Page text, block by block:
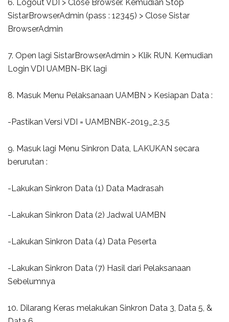
6. Logout VDI > Close Browser. Kemudian Stop
SistarBrowserAdmin (pass : 12345) > Close Sistar
BrowserAdmin
7. Open lagi SistarBrowserAdmin > Klik RUN. Kemudian
Login VDI UAMBN-BK lagi
8. Masuk Menu Pelaksanaan UAMBN > Kesiapan Data :
-Pastikan Versi VDI = UAMBNBK-2019_2.3.5
9. Masuk lagi Menu Sinkron Data, LAKUKAN secara
berurutan :
-Lakukan Sinkron Data (1) Data Madrasah
-Lakukan Sinkron Data (2) Jadwal UAMBN
-Lakukan Sinkron Data (4) Data Peserta
-Lakukan Sinkron Data (7) Hasil dari Pelaksanaan
Sebelumnya
10. Dilarang Keras melakukan Sinkron Data 3, Data 5, &